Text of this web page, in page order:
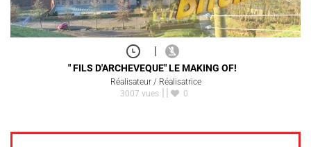
|
" FILS D'ARCHEVEQUE" LE MAKING OF!
Réalisateur / Réalisatrice
3007 vues
0